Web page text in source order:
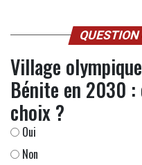
Village
Bénite en 2030 :
choix ?
Oui
Non